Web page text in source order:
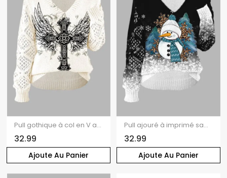
Ajoute Au Panier
Pull gothique à col en V ajouré avec imprimé papillon et ailes croisées
32.99
Ajoute Au Panier
Pull ajouré à imprimé sapin de Noël et bonhomme de neige
32.99